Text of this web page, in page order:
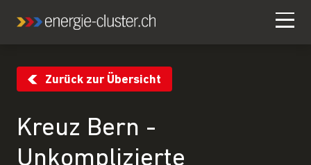
Zurück zur Übersicht
Kreuz Bern -
Unkomplizierte